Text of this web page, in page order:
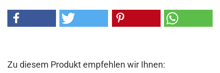
Zu diesem Produkt empfehlen wir Ihnen: